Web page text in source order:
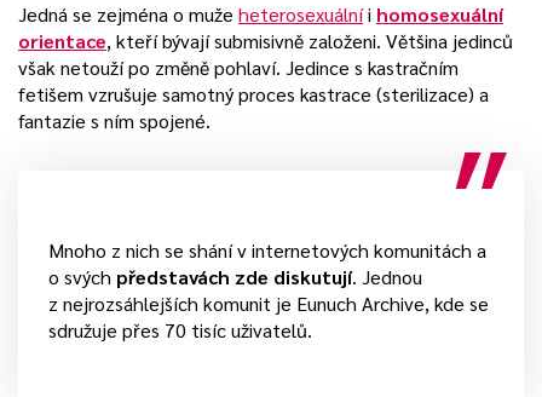
Jedná se zejména o muže heterosexuálníi homosexuální
orientace, kteří bývají submisivně založeni. Většina jedinců
však netouží po změně pohlaví. Jedince s kastračním
fetišem vzrušuje samotný proces kastrace (sterilizace) a
fantazie s ním spojené.
Mnoho z nich se shání v internetových komunitách a
o svých představách zde diskutují. Jednou
z nejrozsáhlejších komunit je Eunuch Archive, kde se
sdružuje přes 70 tisíc uživatelů.